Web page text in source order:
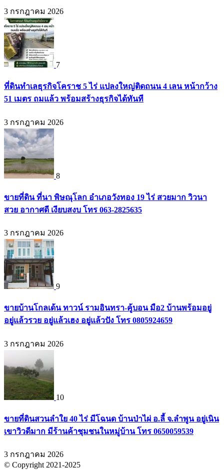
3 กรกฎาคม 2026
7
ที่ดินทำเลธุรกิจโคราช 5 ไร่ แปลงใหญ่ติดถนน 4 เลน หน้ากว้าง
51 เมตร ถมแล้ว พร้อมสร้างธุรกิจได้ทันที
3 กรกฎาคม 2026
8
ขายที่ดิน ที่นา พิษณุโลก อำเภอวังทอง 19 ไร่ สวยมาก วิวนา
สวย อากาศดี เงียบสงบ โทร 063-2825635
3 กรกฎาคม 2026
9
ขายบ้านโกลเด้น ทาวน์ รามอินทรา-คู้บอน มือ2 บ้านพร้อมอยู่
อยู่แล้วรวย อยู่แล้วเฮง อยู่แล้วปัง โทร 0805924659
3 กรกฎาคม 2026
10
ขายที่ดินสวนลำใย 40 ไร่ มีโฉนด บ้านป่าไผ่ อ.ลี้ จ.ลำพูน อยู่เนิน
เขาวิวดีมาก มีร้านค้าชุมชนในหมู่บ้าน โทร 0650059539
3 กรกฎาคม 2026
© Copyright 2021-2025